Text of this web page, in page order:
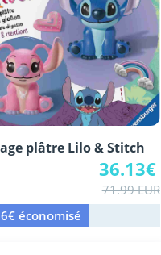
plâtre Lilo & Stitch
36.13€
71.99 EUR
économisé